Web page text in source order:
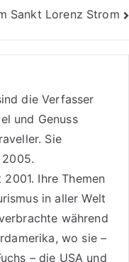
Sankt Lorenz Strom
die Verfasser
und Genuss
. Sie
Ihre Themen
in aller Welt
während
wo sie –
– die USA und